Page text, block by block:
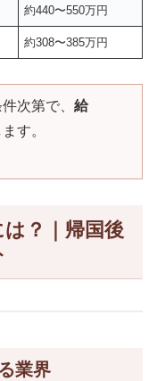
約440〜550万円
約308〜385万円
次第で、 給
ます。
？｜帰国後
業界